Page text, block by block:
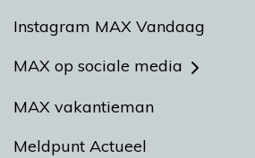
Instagram MAX Vandaag
MAX op sociale media
MAX vakantieman
Meldpunt Actueel